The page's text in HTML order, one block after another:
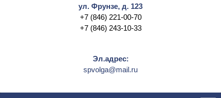
ул. Фрунзе, д. 123
+7 (846) 221-00-70
+7 (846) 243-10-33
Эл.адрес:
spvolga@mail.ru